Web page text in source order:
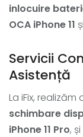
inlocuire
OCA iPhone 11 și
Servicii
Asistență
La iFix,
schimbare
iPhone 11 Pro, și